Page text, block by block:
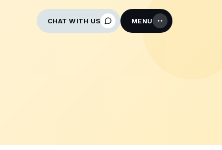
CHAT WITH US MENU